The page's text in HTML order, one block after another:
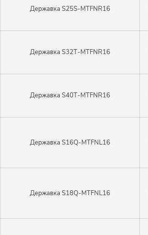
Державка S25S-MTFNR16
Державка S32T-MTFNR16
Державка S40T-MTFNR16
Державка S16Q-MTFNL16
Державка S18Q-MTFNL16
Авторизация
Пароль